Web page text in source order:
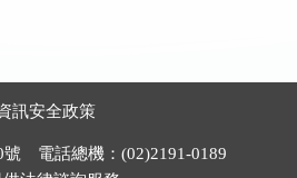
訊安全政策
號 電話總機：(02)2191-0189